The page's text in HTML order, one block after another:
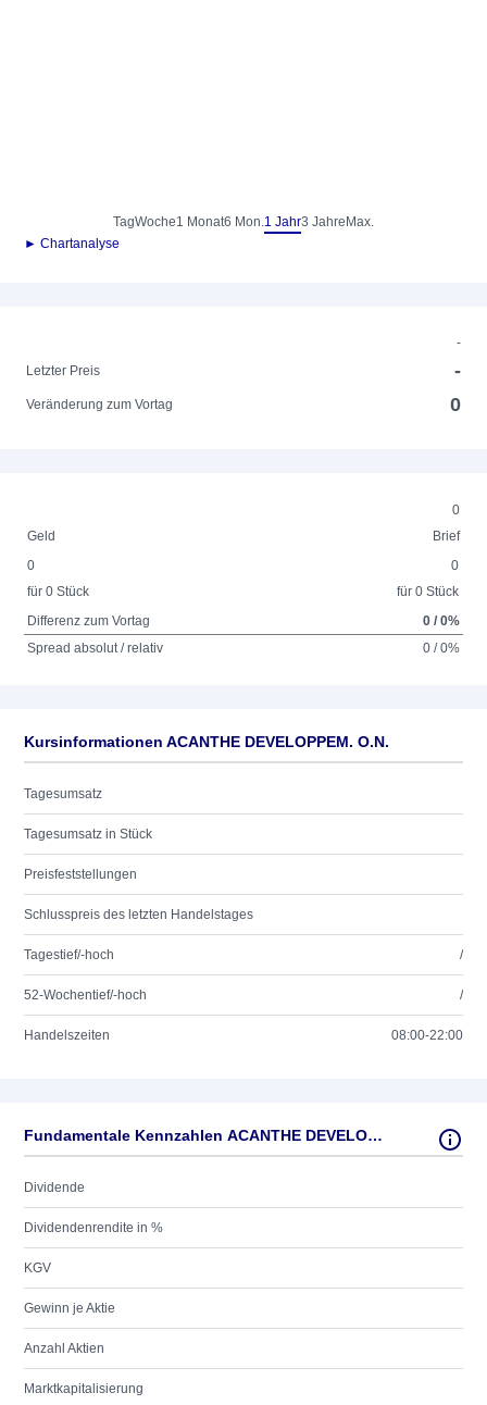
TagWoche1 Monat6 Mon.1 Jahr3 Jahre Max.
► Chartanalyse
-
Letzter Preis
-
Veränderung zum Vortag 0
0
Geld
Brief
0
für 0 Stück
0
für 0 Stück
Differenz zum Vortag
0 / 0%
Spread absolut / relativ
0 / 0%
Kursinformationen ACANTHE DEVELOPPEM. O.N.
Tagesumsatz
Tagesumsatz in Stück
Preisfeststellungen
Schlusspreis des letzten Handelstages
Tagestief/-hoch /
52-Wochentief/-hoch /
Handelszeiten 08:00-22:00
Fundamentale Kennzahlen ACANTHE DEVELOPPEM. O.N.
Dividende
Dividendenrendite in %
KGV
Gewinn je Aktie
Anzahl Aktien
Marktkapitalisierung